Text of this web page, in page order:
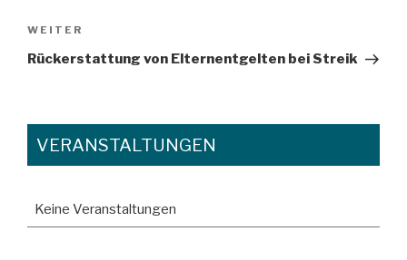
Nächster
Beitrag
WEITER
Rückerstattung von Elternentgelten bei Streik
VERANSTALTUNGEN
Keine Veranstaltungen